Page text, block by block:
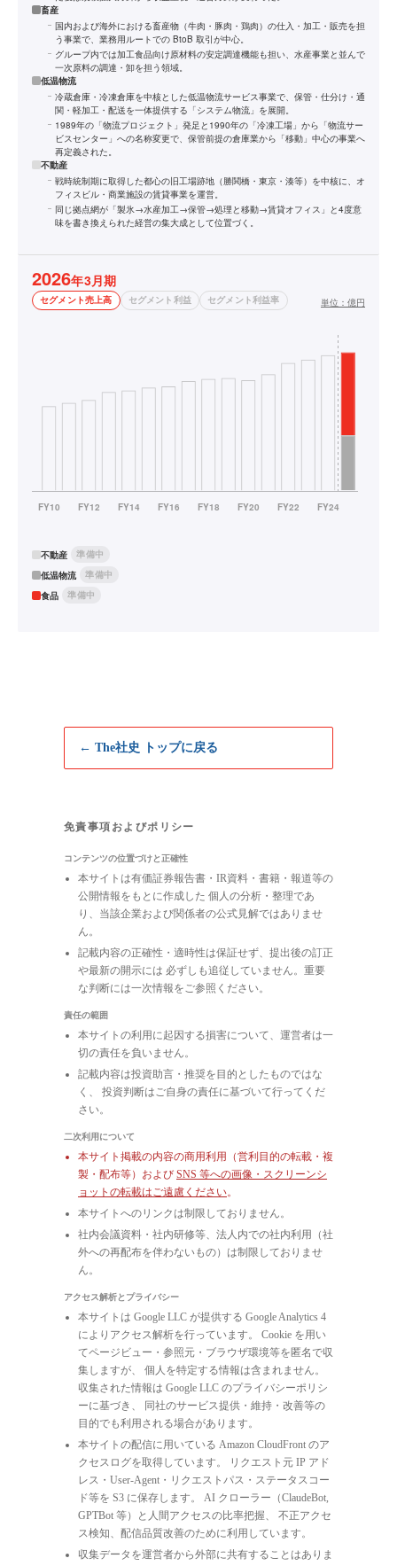
畜産
国内および海外における畜産物（牛肉・豚肉・鶏肉）の仕入・加工・販売を担
う事業で、業務用ルートでの BtoB 取引が中心。
グループ内では加工食品向け原材料の安定調達機能も担い、水産事業と並んで
一次原料の調達・卸を担う領域。
低温物流
冷蔵倉庫・冷凍倉庫を中核とした低温物流サービス事業で、保管・仕分け・通
関・軽加工・配送を一体提供する「システム物流」を展開。
1989年の「物流プロジェクト」発足と1990年の「冷凍工場」から「物流サー
ビスセンター」への名称変更で、保管前提の倉庫業から「移動」中心の事業へ
再定義された。
不動産
戦時統制期に取得した都心の旧工場跡地（勝鬨橋・東京・湊等）を中核に、オ
フィスビル・商業施設の賃貸事業を運営。
同じ拠点網が「製氷→水産加工→保管→処理と移動→賃貸オフィス」と4度意
味を書き換えられた経営の集大成として位置づく。
2026年3月期
セグメント売上高 セグメント利益 セグメント利益率 単位： 億円
不動産
準備中
低温物流
準備中
食品
準備中
← The社史 トップに戻る
免責事項およびポリシー
コンテンツの位置づけと正確性
本サイトは有価証券報告書・IR資料・書籍・報道等の
公開情報をもとに作成した 個人の分析・整理であ
り、当該企業および関係者の公式見解ではありませ
ん。
記載内容の正確性・適時性は保証せず、提出後の訂正
や最新の開示には 必ずしも追従していません。重要
な判断には一次情報をご参照ください。
責任の範囲
本サイトの利用に起因する損害について、運営者は一
切の責任を負いません。
記載内容は投資助言・推奨を目的としたものではな
く、 投資判断はご自身の責任に基づいて行ってくだ
さい。
二次利用について
本サイト掲載の内容の商用利用（営利目的の転載・複
製・配布等）および SNS 等への画像・スクリーンシ
ョットの転載はご遠慮ください。
本サイトへのリンクは制限しておりません。
社内会議資料・社内研修等、法人内での社内利用（社
外への再配布を伴わないもの）は制限しておりませ
ん。
アクセス解析とプライバシー
本サイトは Google LLC が提供する Google Analytics 4
によりアクセス解析を行っています。 Cookie を用い
てページビュー・参照元・ブラウザ環境等を匿名で収
集しますが、 個人を特定する情報は含まれません。
収集された情報は Google LLC のプライバシーポリシ
ーに基づき、 同社のサービス提供・維持・改善等の
目的でも利用される場合があります。
本サイトの配信に用いている Amazon CloudFront のア
クセスログを取得しています。 リクエスト元 IP アド
レス・User-Agent・リクエストパス・ステータスコー
ド等を S3 に保存します。 AI クローラー（ClaudeBot,
GPTBot 等）と人間アクセスの比率把握、 不正アクセ
ス検知、配信品質改善のために利用しています。
収集データを運営者から外部に共有することはありま